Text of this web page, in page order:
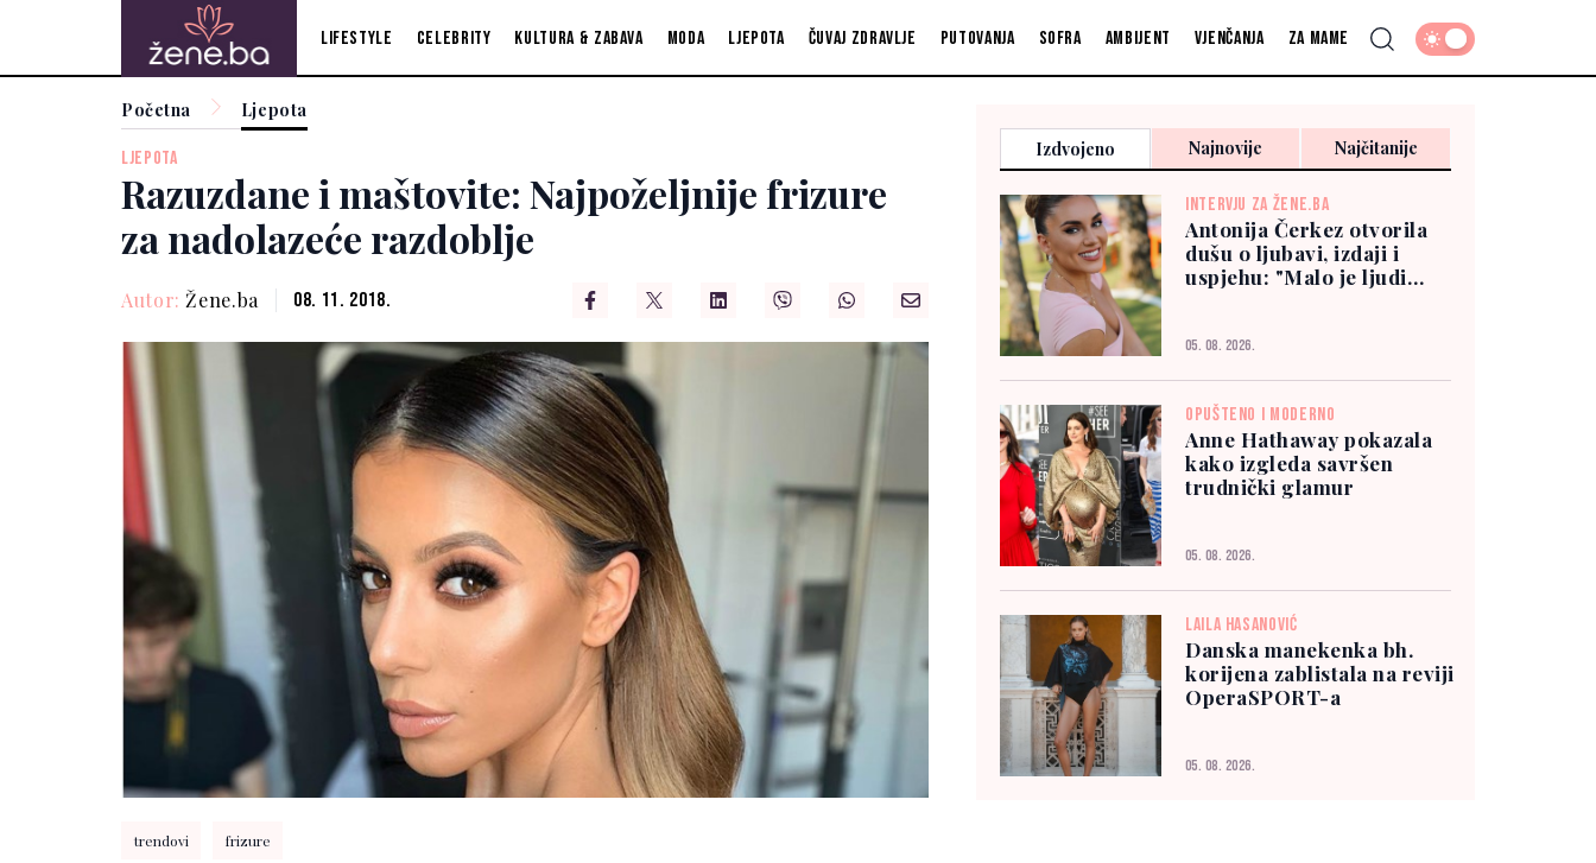
Lifestyle Celebrity Kultura & zabava Moda Ljepota Čuvaj zdravlje Putovanja Sofra Ambijent Vjenčanja Za mame
Početna Ljepota
LJEPOTA
Razuzdane i maštovite: Najpoželjnije frizure
za nadolazeće razdoblje
Autor: Žene.ba 08. 11. 2018.
trendovi frizure
Izdvojeno Najnovije Najčitanije
INTERVJU ZA ŽENE.BA
Antonija Čerkez otvorila
dušu o ljubavi, izdaji i
uspjehu: "Malo je ljudi
05. 08. 2026.
OPUŠTENO I MODERNO
Anne Hathaway pokazala
kako izgleda savršen
trudnički glamur
05. 08. 2026.
LAILA HASANOVIĆ
Danska manekenka bh.
korijena zablistala na reviji
OperaSPORT-a
05. 08. 2026.